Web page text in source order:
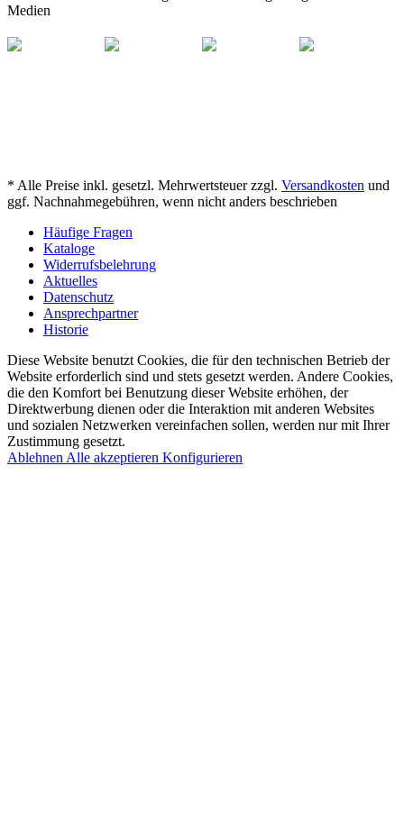
Medien
* Alle Preise inkl. gesetzl. Mehrwertsteuer zzgl. Versandkosten und
ggf. Nachnahmegebühren, wenn nicht anders beschrieben
Häufige Fragen
Kataloge
Widerrufsbelehrung
Aktuelles
Datenschutz
Ansprechpartner
Historie
Diese Website benutzt Cookies, die für den technischen Betrieb der
Website erforderlich sind und stets gesetzt werden. Andere Cookies,
die den Komfort bei Benutzung dieser Website erhöhen, der
Direktwerbung dienen oder die Interaktion mit anderen Websites
und sozialen Netzwerken vereinfachen sollen, werden nur mit Ihrer
Zustimmung gesetzt.
AblehnenAlle akzeptieren Konfigurieren